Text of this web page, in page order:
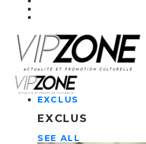
EXCLUS
EXCLUS
SEE ALL